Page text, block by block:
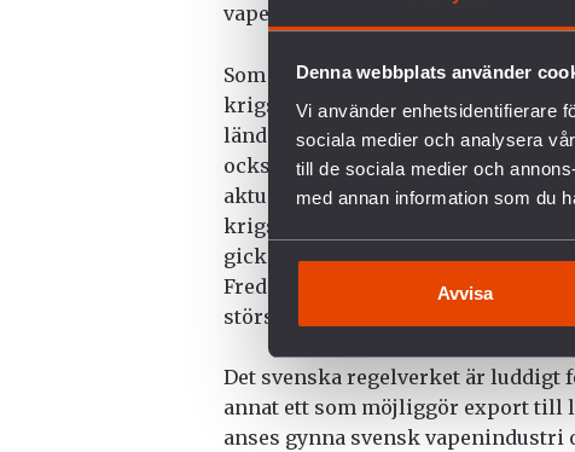
Denna webbplats använder
Vi använder enhetsidentifierare
sociala medier och analysera
till de sociala medier och
med annan information som du
Avvisa
vapen till länder i krig och konflikt.
Som några av många exempel har
krigsmateriel till både Indien och
länder har under denna tid legat i
också levererat krigsmateriel till
aktuella exemplet är kriget i
krigsmateriel till flera länder i den
gick
en femtedelav Sveriges
Freds beräkningar. Förenade
största vapenkund.
Det svenska regelverket är
annat ett som möjliggör export till
anses gynna svensk vapenindustri